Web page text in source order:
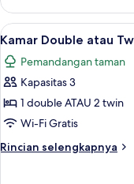
Cottage,
pemandangan
kebun
Lihat
semua
foto
untuk
Kamar
Double
atau
Twin
3
Kamar Double atau
Pemandangan taman
Kapasitas 3
1 double ATAU 2 twin
Wi-Fi Gratis
Rincian selengkapnya
Rincian